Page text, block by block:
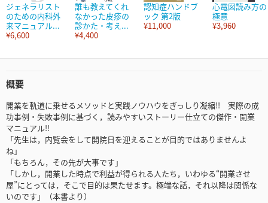
ジェネラリスト
のための内科外
来マニュアル...
¥6,600
誰も教えてくれ
なかった皮疹の
診かた・考え...
¥4,400
認知症ハンドブ
ック 第2版
¥11,000
心電図読み方の
極意
¥3,960
概要
開業を軌道に乗せるメソッドと実践ノウハウをぎっしり凝縮!! 実際の成
功事例・失敗事例に基づく，読みやすいストーリー仕立ての傑作・開業
マニュアル!!
「先生は，内覧会をして開院日を迎えることが目的ではありませんよ
ね」
「もちろん，その先が大事です」
「しかし，開業した時点で利益が得られる人たち，いわゆる“開業させ
屋”にとっては，そこで目的は果たせます。極端な話，それ以降は関係な
いのです」（本書より）